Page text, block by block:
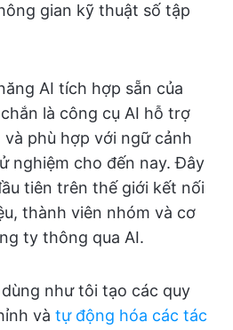
gian kỹ thuật số tập
AI tích hợp sẵn của
là công cụ AI hỗ trợ
phù hợp với ngữ cảnh
nghiệm cho đến nay. Đây
tiên trên thế giới kết nối
thành viên nhóm và cơ
ty thông qua AI.
như tôi tạo các quy
và tự động hóa các tác